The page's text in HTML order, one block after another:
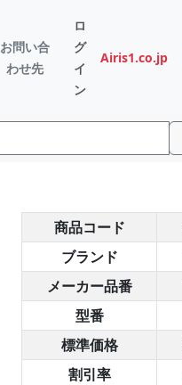
お問い合
わせ先
ロ
グ
イ
ン
Airis1.co.jp
商品コード
ブランド
メーカー品番
型番
標準価格
割引率